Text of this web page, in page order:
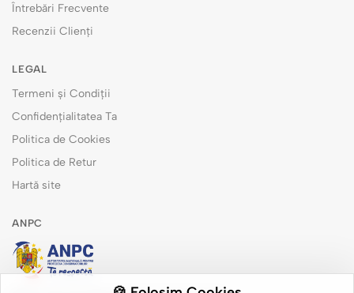
Întrebări Frecvente
Recenzii Clienți
LEGAL
Termeni și Condiții
Confidențialitatea Ta
Politica de Cookies
Politica de Retur
Hartă site
ANPC